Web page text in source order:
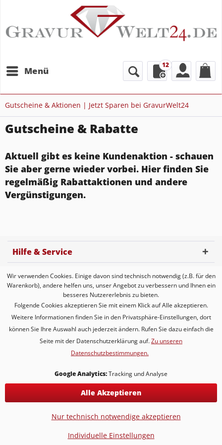
Menü
12
Gutscheine & Aktionen | Jetzt Sparen bei GravurWelt24
Gutscheine & Rabatte
Aktuell gibt es keine Kundenaktion - schauen
Sie aber gerne wieder vorbei. Hier finden Sie
regelmäßig Rabattaktionen und andere
Vergünstigungen.
Hilfe & Service
Service Hotline
Kundenbewertung
Zahlungsmöglichkeiten
Versandarten
* gilt für Lieferungen innerhalb Deutschlands, Lieferzeiten für andere
Länder entnehmen Sie bitte der Schaltfläche mit den
KONTAKT
Versand & Lieferung
Hochzeitstage ♥ ernste & kuriose Traditionen
Wir verwenden Cookies. Einige davon sind technisch notwendig (z.B. für den
Warenkorb), andere helfen uns, unser Angebot zu verbessern und Ihnen ein
besseres Nutzererlebnis zu bieten.
Folgende Cookies akzeptieren Sie mit einem Klick auf Alle akzeptieren.
Weitere Informationen finden Sie in den Privatsphäre-Einstellungen, dort
können Sie Ihre Auswahl auch jederzeit ändern. Rufen Sie dazu einfach die
Seite mit der Datenschutzerklärung auf.Zu unseren
Datenschutzbestimmungen.
Google Analytics:Tracking und Analyse
Individuelle Einstellungen
Nur technisch notwendige akzeptieren
Alle Akzeptieren